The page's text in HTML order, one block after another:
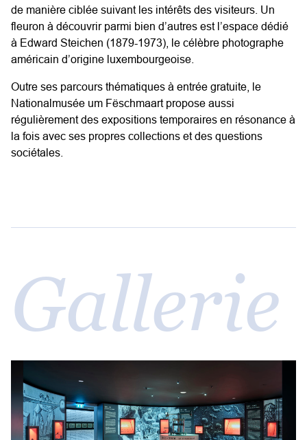
de manière ciblée suivant les intérêts des visiteurs. Un
fleuron à découvrir parmi bien d’autres est l’espace dédié
à Edward Steichen (1879-1973), le célèbre photographe
américain d’origine luxembourgeoise.
Outre ses parcours thématiques à entrée gratuite, le
Nationalmusée um Fëschmaart propose aussi
régulièrement des expositions temporaires en résonance à
la fois avec ses propres collections et des questions
sociétales.
Gallerie